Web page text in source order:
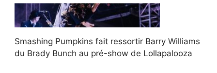
Smashing Pumpkins fait ressortir Barry Williams
du Brady Bunch au pré-show de Lollapalooza